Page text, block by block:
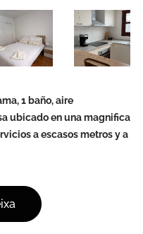
1 baño, aire
ubicado en una magnifica
a escasos metros y a